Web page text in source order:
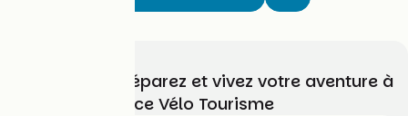
Choisissez, préparez et vivez votre aventure à
vélo avec France Vélo Tourisme